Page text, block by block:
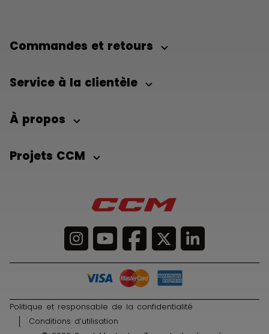
Commandes et retours
Service à la clientèle
À propos
Projets CCM
Politique et responsable de la confidentialité
Conditions d’utilisation